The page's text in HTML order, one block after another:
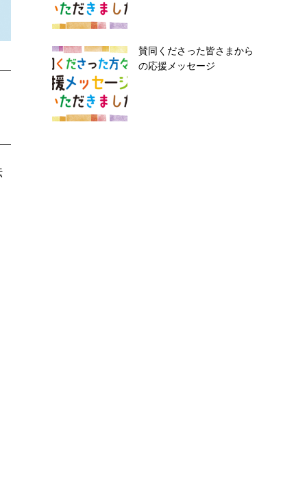
賛同くださった皆さまから
の応援メッセージ